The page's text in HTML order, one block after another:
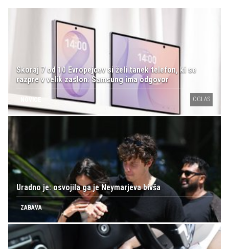
Skoraj 7 od 10 Evropejcev si želi tanek telefon, ki se
razpre v velik zaslon: Samsung ima odgovor
OGLAS
Uradno je: osvojila ga je Neymarjeva bivša
ZABAVA